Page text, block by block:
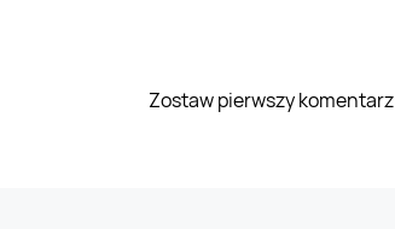
Zostaw pierwszy komentarz